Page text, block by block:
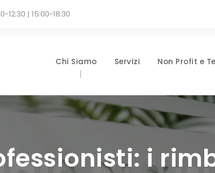
12:30 | 15:00-18:30
Chi Siamo Servizi Non Profit e
i